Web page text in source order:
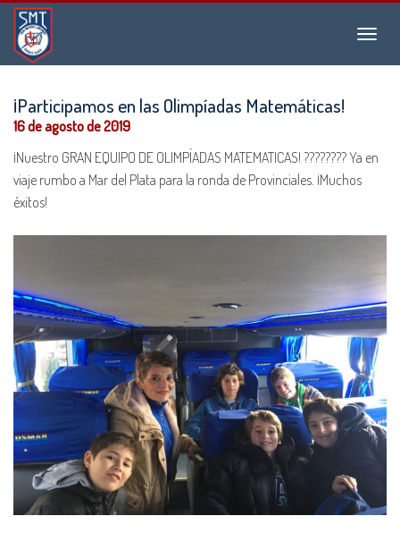
Menu
Instituto
San
Martín
de
Tours
¡Participamos en las Olimpíadas Matemáticas!
16 de agosto de 2019
¡Nuestro GRAN EQUIPO DE OLIMPÍADAS MATEMATICAS! ???????? Ya en
viaje rumbo a Mar del Plata para la ronda de Provinciales. ¡Muchos
éxitos!